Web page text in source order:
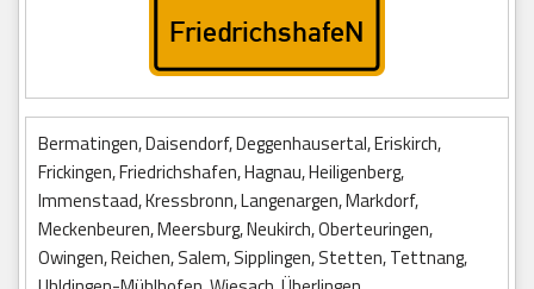
Bermatingen, Daisendorf, Deggenhausertal, Eriskirch,
Frickingen, Friedrichshafen, Hagnau, Heiligenberg,
Immenstaad, Kressbronn, Langenargen, Markdorf,
Meckenbeuren, Meersburg, Neukirch, Oberteuringen,
Owingen, Reichen, Salem, Sipplingen, Stetten, Tettnang,